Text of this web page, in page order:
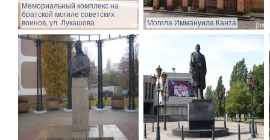
Мемориальный комплекс на
братской могиле советских
воинов, ул. Лукашова
Могила Иммануила Канта